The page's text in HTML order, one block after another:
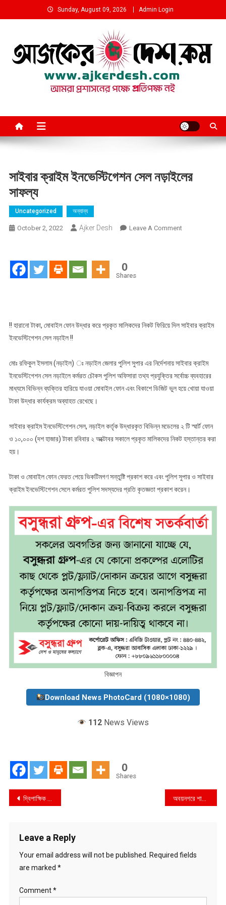
to
Sunday, August 09, 2026 Admin Login
সাইবার ক্রাইম ইনভেস্টিগেশন সেল নড়াইলের
সাফল্য
Uncategorized অন্যান্য
October 2, 2022 Ajker Desh Leave A CommentOn
0
Shares
!! হারানো টাকা, মোবাইল ফোন উদ্ধার করে প্রকৃত মালিকদের নিকট ফিরিয়ে দিল সাইবার ক্রাইম
ইনভেস্টিগেশন সেল নড়াইল !!
মোঃ রফিকুল ইসলাম (নড়াইল) ঃ নড়াইল জেলার পুলিশ সুপার এর নির্দেশনায় সাইবার ক্রাইম
ইনভেস্টিগেশন সেল নড়াইলে কর্মরত চৌকস পুলিশ অফিসারা তথ্য প্রযুক্তির সর্বোচ্চ ব্যবহারের
মাধ্যমে বিভিন্ন ব্যক্তির হারিয়ে যাওয়া মোবাইল ফোন এবং বিকাশে ডিজিট ভুল হয়ে খোয়া যাওয়া
টাকা উদ্ধার কার্যক্রম অব্যাহত রেখেছে।
সাইবার ক্রাইম ইনভেস্টিগেশন সেল, নড়াইল কর্তৃক উদ্ধারকৃত বিভিন্ন মডেলের ২ টি স্মার্ট ফোন
ও ১০,০০০ (দশ হাজার) টাকা রবিবার ২ অক্টোবর সকালে প্রকৃত মালিকদের নিকট হস্তান্তর করা
হয়।
টাকা ও মোবাইল ফোন ফেরত পেয়ে ভিকটিমগণ সন্তুষ্টি প্রকাশ করে এবং পুলিশ সুপার ও সাইবার
ক্রাইম ইনভেস্টিগেশন সেলে কর্মরত পুলিশ সদস্যদের প্রতি কৃতজ্ঞতা প্রকাশ করেন।
বিজ্ঞাপন
Download News PhotoCard (1080×1080)
112 News Views
0
Shares
Post
দ্বিপাক্ষিক সম্পর্ক উন্নয়নে সরকারি সফরে নৌবাহিনী প্রধানের লেবানন যাত্রা অবয়নগরে শারদীয় দূর্গোৎসবে মন্দির পরিদর্শন করলেন যশোর জেলা প্রশাসক
Leave a Reply
Your email address will not be published. Required fields
are marked *
Comment*